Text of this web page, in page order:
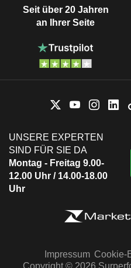
Seit über 20 Jahren
an Ihrer Seite
UNSERE EXPERTEN
SIND FÜR SIE DA
Montag - Freitag 9.00-
12.00 Uhr / 14.00-18.00
Uhr
Impressum Cookie-
Copyright © 2026